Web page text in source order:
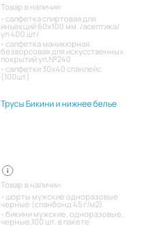
Товар в наличии:
салфетка спиртовая для
инъекций 60х100 мм. /асептика/
уп 400 шт/
салфетка маникюрная
безворсовая для искусственных
покрытий уп.№240
салфетки 30х40 спанлейс
(100шт)
Трусы Бикини и нижнее белье
Товар в наличии:
шорты мужские одноразовые
черные (спанбонд 45 г/м2)
бикини мужские, одноразовые,
черные,100 шт. в пакете